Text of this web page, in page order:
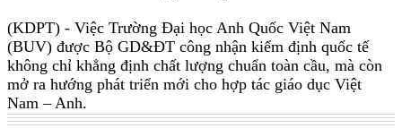
(KDPT) - Việc Trường Đại học Anh Quốc Việt Nam
(BUV) được Bộ GD&ĐT công nhận kiểm định quốc tế
không chỉ khẳng định chất lượng chuẩn toàn cầu, mà còn
mở ra hướng phát triển mới cho hợp tác giáo dục Việt
Nam – Anh.